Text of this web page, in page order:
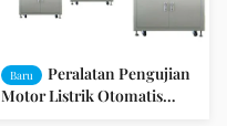
Baru
Peralatan Pengujian
Motor Listrik Otomatis